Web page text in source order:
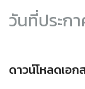
วันที่ประกา
ดาวน์โหลดเอก